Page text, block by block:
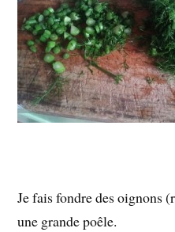
Je fais fondre des oignons
une grande poêle.